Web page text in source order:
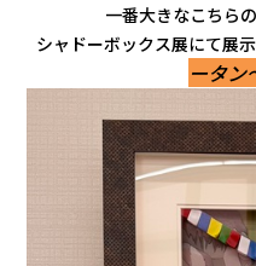
一番大きなこちら
シャドーボックス展にて展
ータン